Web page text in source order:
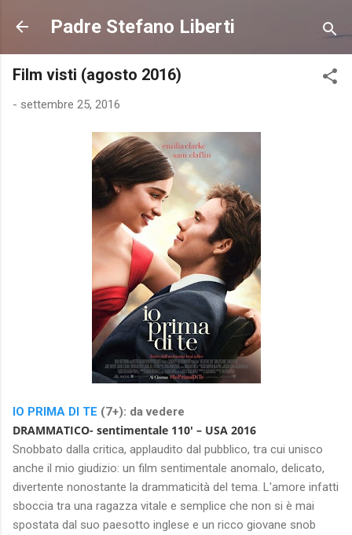
Passa ai contenuti principali
Padre Stefano Liberti
Film visti (agosto 2016)
- settembre 25, 2016
IO PRIMA DI TE (7+): da vedere
DRAMMATICO- sentimentale 110′ – USA 2016
Snobbato dalla critica, applaudito dal pubblico, tra cui unisco
anche il mio giudizio: un film sentimentale anomalo, delicato,
divertente nonostante la drammaticità del tema. L'amore infatti
sboccia tra una ragazza vitale e semplice che non si è mai
spostata dal suo paesotto inglese e un ricco giovane snob